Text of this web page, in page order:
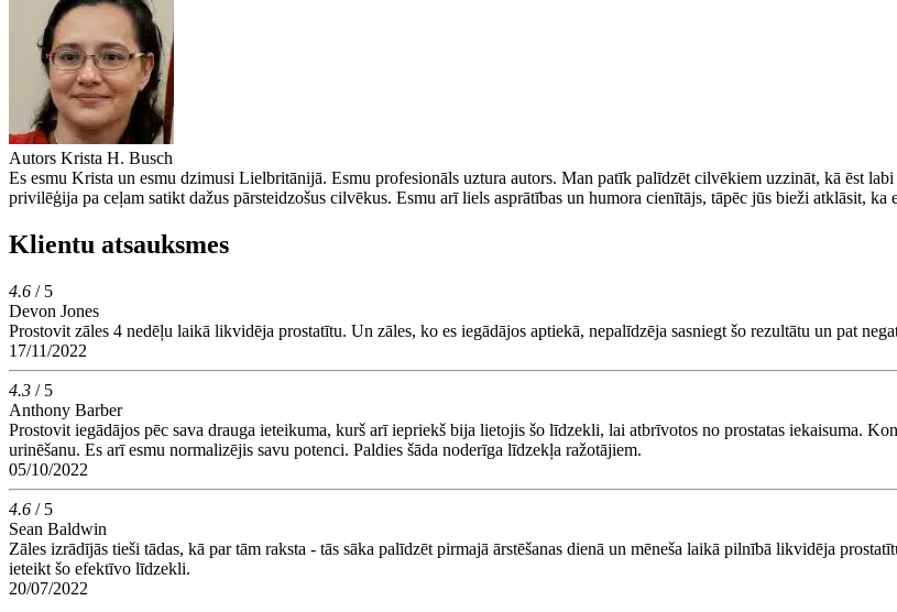
Autors Krista H. Busch
Es esmu Krista un esmu dzimusi Lielbritānijā. Esmu profesionāls uztura autors. Man patīk palīdzēt cilvēkiem uzzināt, kā ēst
privilēģija pa ceļam satikt dažus pārsteidzošus cilvēkus. Esmu arī liels asprātības un humora cienītājs, tāpēc jūs bieži atklāsit,
Klientu atsauksmes
4.6 / 5
Devon Jones
Prostovit zāles 4 nedēļu laikā likvidēja prostatītu. Un zāles, ko es iegādājos aptiekā, nepalīdzēja sasniegt šo rezultātu un pat
17/11/2022
4.3 / 5
Anthony Barber
Prostovit iegādājos pēc sava drauga ieteikuma, kurš arī iepriekš bija lietojis šo līdzekli, lai atbrīvotos no prostatas iekaisuma.
urinēšanu. Es arī esmu normalizējis savu potenci. Paldies šāda noderīga līdzekļa ražotājiem.
05/10/2022
4.6 / 5
Sean Baldwin
Zāles izrādījās tieši tādas, kā par tām raksta - tās sāka palīdzēt pirmajā ārstēšanas dienā un mēneša laikā pilnībā likvidēja
ieteikt šo efektīvo līdzekli.
20/07/2022